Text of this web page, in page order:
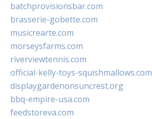
batchprovisionsbar.com
brasserie-gobette.com
musicrearte.com
morseysfarms.com
riverviewtennis.com
official-kelly-toys-squishmallows.com
displaygardenonsuncrest.org
bbq-empire-usa.com
feedstoreva.com